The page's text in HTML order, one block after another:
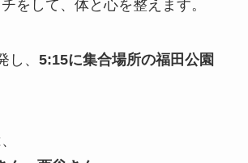
をして、体と心を整えます。
し、 5:15に集合場所の福田公園